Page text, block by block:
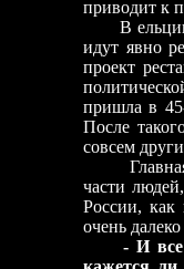
приводит к
В
идут явно
проект
пришла в
После
совсем
части
России, как
очень
- И все